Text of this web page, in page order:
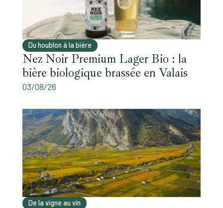
Du houblon à la bière
Nez Noir Premium Lager Bio : la
bière biologique brassée en Valais
03/08/26
De la vigne au vin